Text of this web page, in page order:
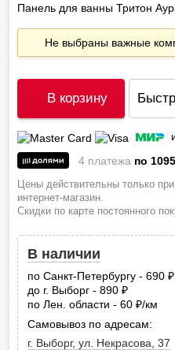
Панель для ванны Тритон
Не выбраны важные
В корзину
4 платежа по 1095
Цены действительны только
интернет-магазин.
Скидки по карте постоянного
В наличии
по Санкт-Петербургу - 690
до г. Выборг - 890
по Лен. области - 60
руб.
/км
Самовывоз по адресам:
г. Выборг, ул. Некрасова, 37